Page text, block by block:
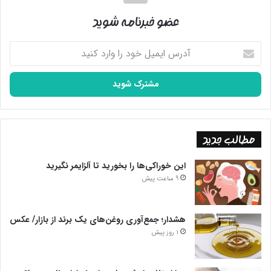
همزمان با ایام نیمه شعبان رونمایی شد.
نماهنگ مداد رنگی بانوای رضا هلالی و گروه سرود احلی من العسل
عضو خبرنامه شوید
آدرس
ایمیل
خود
وارد
کنید
مطالب جدید
این خوراکی‌ها را بخورید تا آلزایمر نگیرید
9 ساعت پیش
هشدار؛ جمع‌آوری روغن‌های یک برند از بازار/ عکس
1 روز پیش